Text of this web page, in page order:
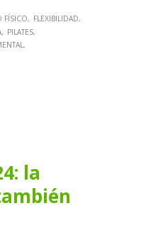
FÍSICO
FLEXIBILIDAD
PILATES
la